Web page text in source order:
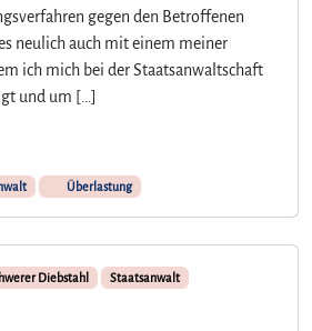
gegen den Betroffenen
neulich auch mit einem meiner
ich mich bei der Staatsanwaltschaft
und um […]
Überlastung
Diebstahl
Staatsanwalt